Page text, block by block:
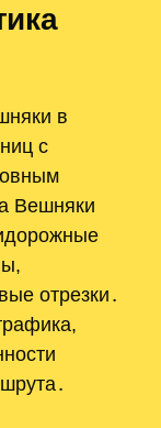
в
с
Вешняки
отрезки․